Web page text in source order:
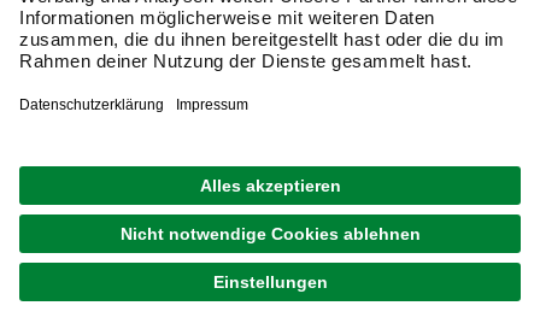
1 von20
Verwandte Suchbegriffe
LED-Leuchtstoffröhre
LED Birnen dimmbar
Glühbirnen und Co. - Leuchtmittel als
wirkungsvolles Gestaltungselement